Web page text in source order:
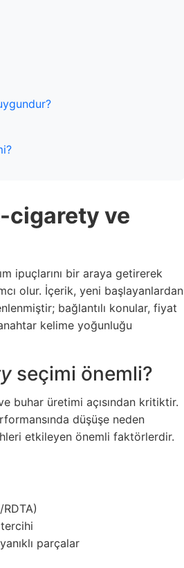
cigarety ve
ipuçlarını bir araya getirerek
olur. İçerik, yeni başlayanlardan
bağlantılı konular, fiyat
kelime yoğunluğu
seçimi önemli?
buhar üretimi açısından kritiktir.
düşüşe neden
etkileyen önemli faktörlerdir.
parçalar